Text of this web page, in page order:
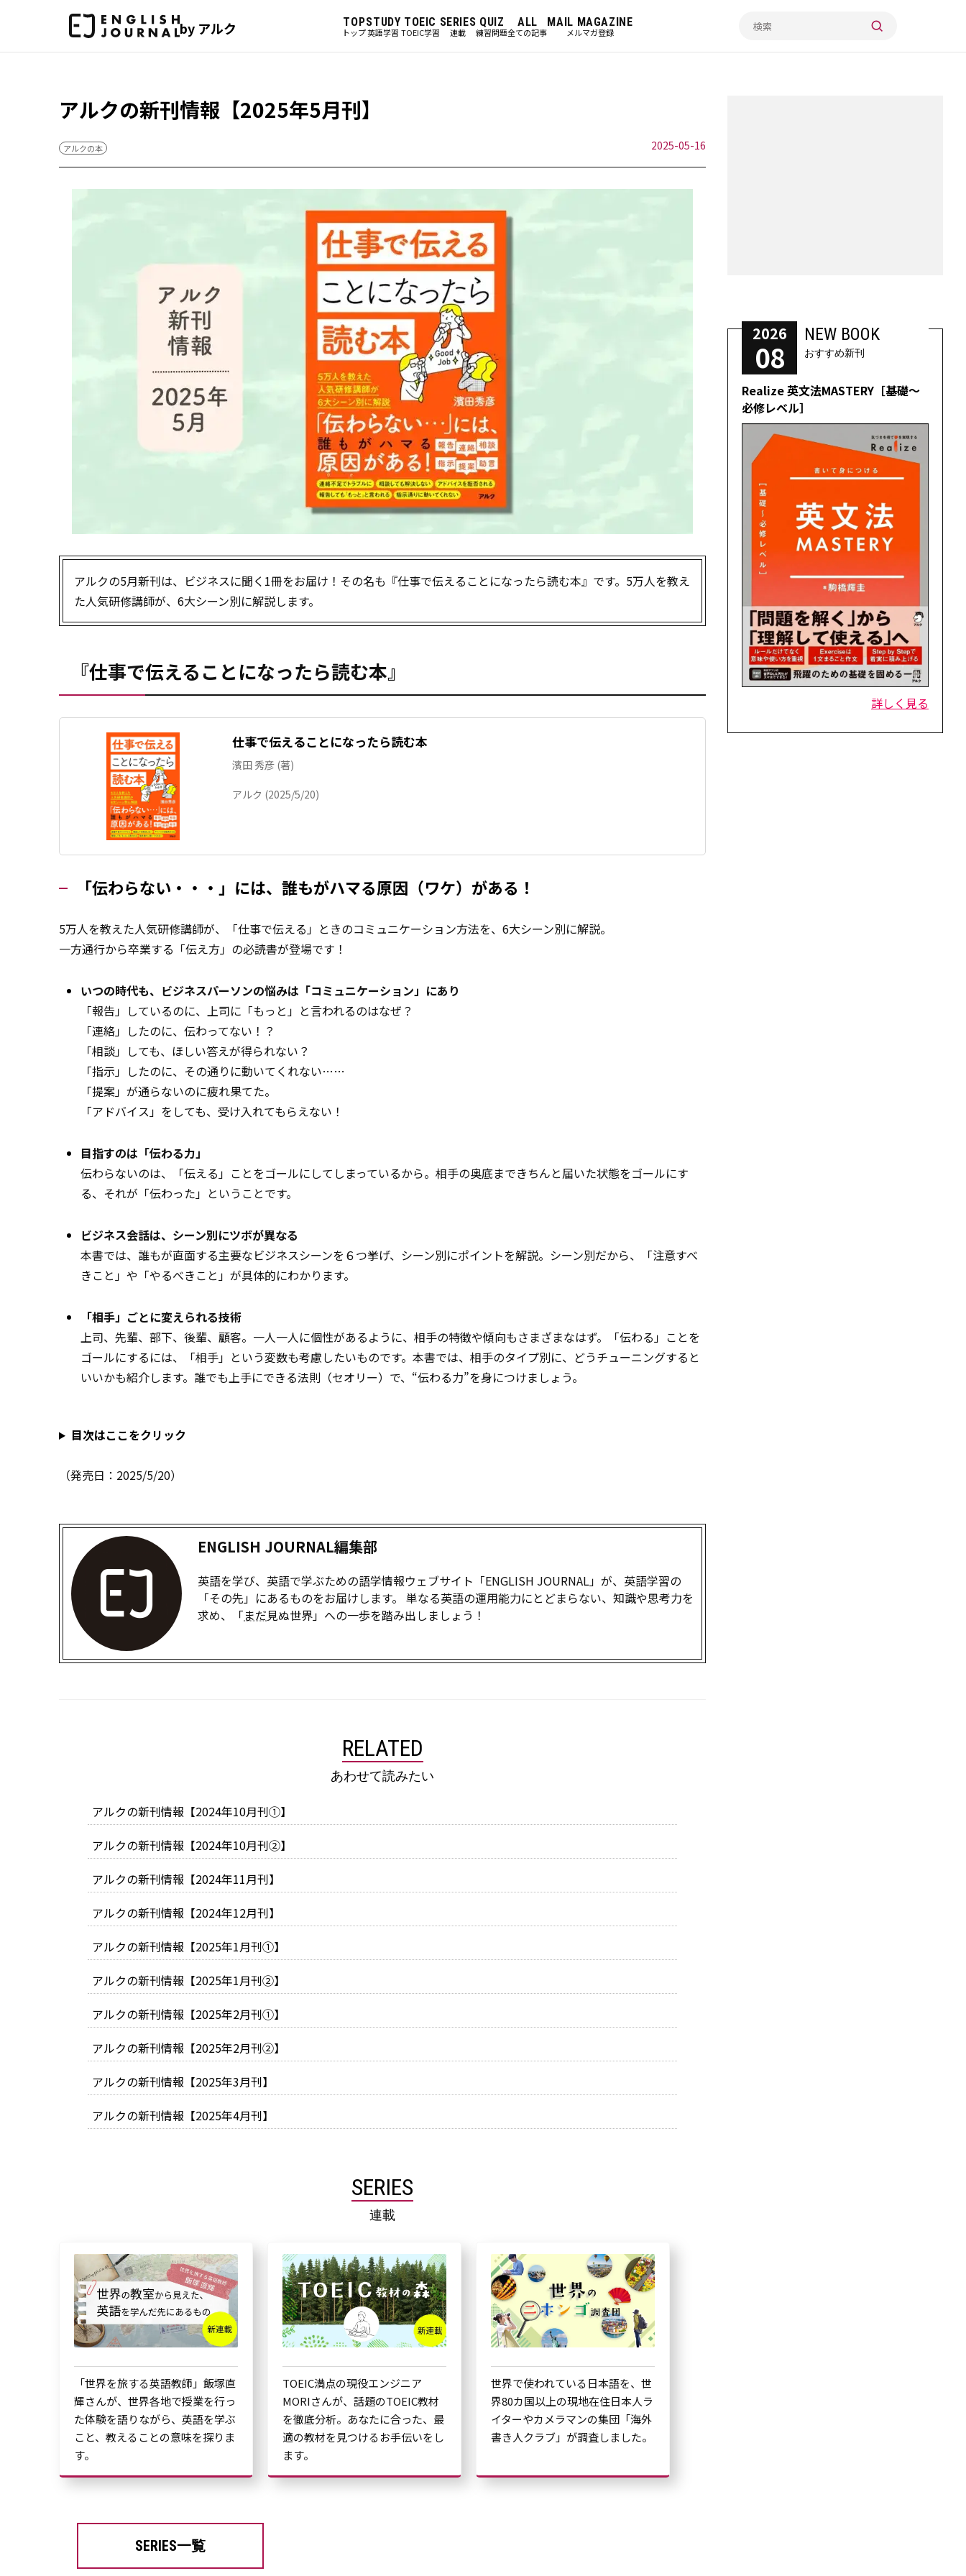
by アルク TOP
トップ
STUDY
英語学習
TOEIC
TOEIC学習
SERIES
連載
QUIZ
練習問題
ALL
全ての記事
MAIL MAGAZINE
メルマガ登録
アルクの新刊情報【2025年5月刊】
アルクの本 2025-05-16
アルクの5月新刊は、ビジネスに聞く1冊をお届け！その名も『仕事で伝えることになったら読む本』です。5万人を教え
た人気研修講師が、6大シーン別に解説します。
『仕事で伝えることになったら読む本』
仕事で伝えることになったら読む本
濱田 秀彦 (著)
アルク (2025/5/20)
「伝わらない・・・」には、誰もがハマる原因（ワケ）がある！
5万人を教えた人気研修講師が、「仕事で伝える」ときのコミュニケーション方法を、6大シーン別に解説。
一方通行から卒業する「伝え方」の必読書が登場です！
いつの時代も、ビジネスパーソンの悩みは「コミュニケーション」にあり
「報告」しているのに、上司に「もっと」と言われるのはなぜ？
「連絡」したのに、伝わってない！？
「相談」しても、ほしい答えが得られない？
「指示」したのに、その通りに動いてくれない……
「提案」が通らないのに疲れ果てた。
「アドバイス」をしても、受け入れてもらえない！
目指すのは「伝わる力」
伝わらないのは、「伝える」ことをゴールにしてしまっているから。相手の奥底まできちんと届いた状態をゴールにす
る、それが「伝わった」ということです。
ビジネス会話は、シーン別にツボが異なる
本書では、誰もが直面する主要なビジネスシーンを６つ挙げ、シーン別にポイントを解説。シーン別だから、「注意すべ
きこと」や「やるべきこと」が具体的にわかります。
「相手」ごとに変えられる技術
上司、先輩、部下、後輩、顧客――。一人一人に個性があるように、相手の特徴や傾向もさまざまなはず。「伝わる」ことを
ゴールにするには、「相手」という変数も考慮したいものです。本書では、相手のタイプ別に、どうチューニングすると
いいかも紹介します。誰でも上手にできる法則（セオリー）で、“伝わる力”を身につけましょう。
目次はここをクリック
（発売日：2025/5/20）
ENGLISH JOURNAL編集部
英語を学び、英語で学ぶための語学情報ウェブサイト「ENGLISH JOURNAL」が、英語学習の
「その先」にあるものをお届けします。 単なる英語の運用能力にとどまらない、知識や思考力を
求め、「まだ見ぬ世界」への一歩を踏み出しましょう！
RELATED
あわせて読みたい
アルクの新刊情報【2024年10月刊①】
アルクの新刊情報【2024年10月刊②】
アルクの新刊情報【2024年11月刊】
アルクの新刊情報【2024年12月刊】
アルクの新刊情報【2025年1月刊①】
アルクの新刊情報【2025年1月刊②】
アルクの新刊情報【2025年2月刊①】
アルクの新刊情報【2025年2月刊②】
アルクの新刊情報【2025年3月刊】
アルクの新刊情報【2025年4月刊】
SERIES
連載
「世界を旅する英語教師」飯塚直
輝さんが、世界各地で授業を行っ
た体験を語りながら、英語を学ぶ
こと、教えることの意味を探りま
す。
TOEIC満点の現役エンジニア
MORIさんが、話題のTOEIC教材
を徹底分析。あなたに合った、最
適の教材を見つけるお手伝いをし
ます。
世界で使われている日本語を、世
界80カ国以上の現地在住日本人ラ
イターやカメラマンの集団「海外
書き人クラブ」が調査しました。
SERIES一覧
2026
08
NEW BOOK
おすすめ新刊
Realize 英文法MASTERY［基礎～
必修レベル］
詳しく見る